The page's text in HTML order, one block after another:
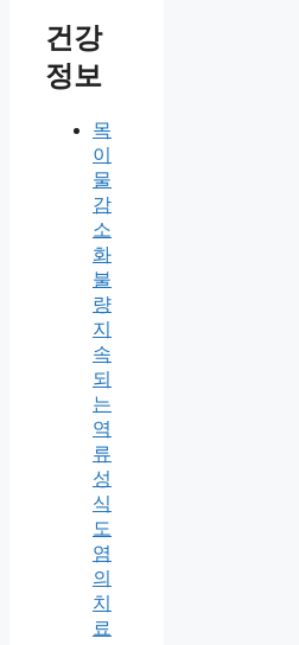
건강
정보
목
이
물
감
소
화
불
량
지
속
되
는
역
류
성
식
도
염
의
치
료